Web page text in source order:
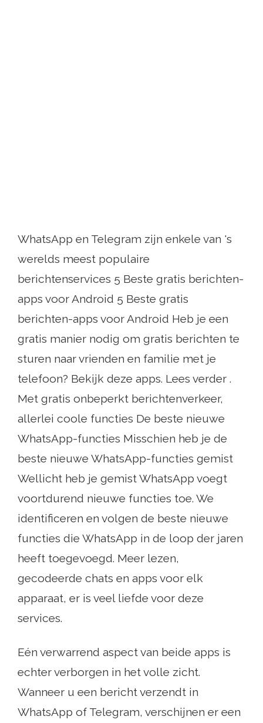
WhatsApp en Telegram zijn enkele van 's
werelds meest populaire
berichtenservices 5 Beste gratis berichten-
apps voor Android 5 Beste gratis
berichten-apps voor Android Heb je een
gratis manier nodig om gratis berichten te
sturen naar vrienden en familie met je
telefoon? Bekijk deze apps. Lees verder .
Met gratis onbeperkt berichtenverkeer,
allerlei coole functies De beste nieuwe
WhatsApp-functies Misschien heb je de
beste nieuwe WhatsApp-functies gemist
Wellicht heb je gemist WhatsApp voegt
voortdurend nieuwe functies toe. We
identificeren en volgen de beste nieuwe
functies die WhatsApp in de loop der jaren
heeft toegevoegd. Meer lezen,
gecodeerde chats en apps voor elk
apparaat, er is veel liefde voor deze
services.
Eén verwarrend aspect van beide apps is
echter verborgen in het volle zicht.
Wanneer u een bericht verzendt in
WhatsApp of Telegram, verschijnen er een